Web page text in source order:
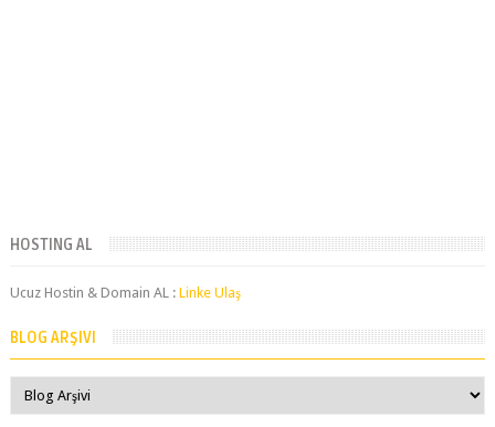
HOSTING AL
Ucuz Hostin & Domain AL : Linke Ulaş
BLOG ARŞIVI